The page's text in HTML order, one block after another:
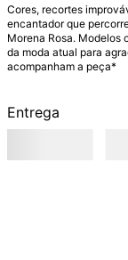
Cores, recortes
encantador que
Morena Rosa. Modelos
da moda atual para
acompanham a peça*
Entrega